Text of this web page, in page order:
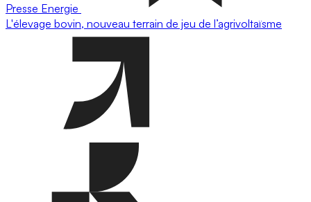
Presse Energie
L'élevage bovin, nouveau terrain de jeu de l’agrivoltaïsme